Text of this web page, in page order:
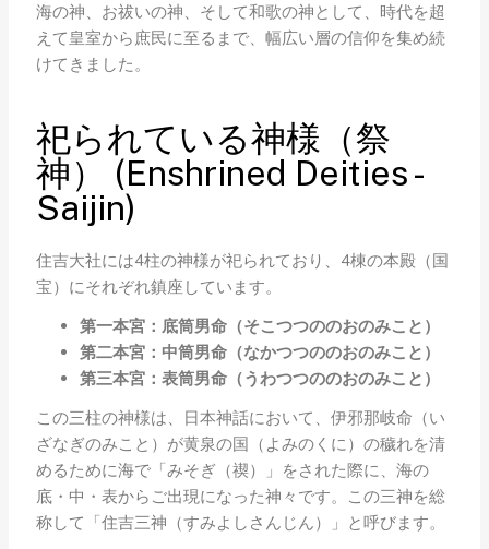
海の神、お祓いの神、そして和歌の神として、時代を超
えて皇室から庶民に至るまで、幅広い層の信仰を集め続
けてきました。
祀られている神様（祭
神） (Enshrined Deities -
Saijin)
住吉大社には4柱の神様が祀られており、4棟の本殿（国
宝）にそれぞれ鎮座しています。
第一本宮：底筒男命（そこつつののおのみこと）
第二本宮：中筒男命（なかつつののおのみこと）
第三本宮：表筒男命（うわつつののおのみこと）
この三柱の神様は、日本神話において、伊邪那岐命（い
ざなぎのみこと）が黄泉の国（よみのくに）の穢れを清
めるために海で「みそぎ（禊）」をされた際に、海の
底・中・表からご出現になった神々です。この三神を総
称して「住吉三神（すみよしさんじん）」と呼びます。